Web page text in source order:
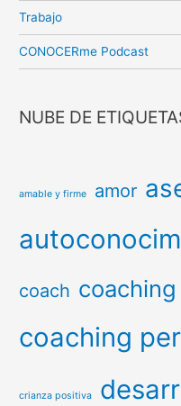
Trabajo
CONOCERme Podcast
NUBE DE
amable y firme amor
coach coaching
coaching
crianza positiva